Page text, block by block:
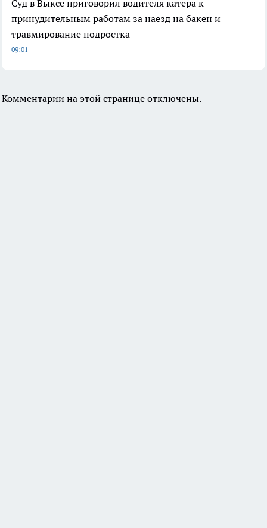
Суд в Выксе приговорил водителя катера к
принудительным работам за наезд на бакен и
травмирование подростка
09:01
Комментарии на этой странице отключены.